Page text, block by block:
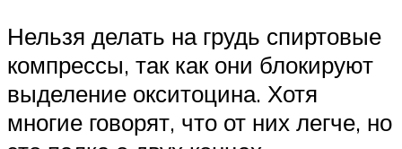
Нельзя делать на грудь спиртовые
компрессы, так как они блокируют
выделение окситоцина. Хотя
многие говорят, что от них легче, но